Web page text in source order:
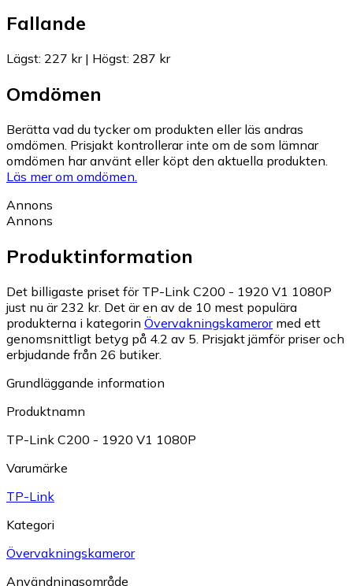
Fallande
Lägst: 227 kr| Högst: 287 kr
Omdömen
Berätta vad du tycker om produkten eller läs andras
omdömen. Prisjakt kontrollerar inte om de som lämnar
omdömen har använt eller köpt den aktuella produkten.
Läs mer om omdömen.
Annons
Annons
Produktinformation
Det billigaste priset för TP-Link C200 - 1920 V1 1080P
just nu är 232 kr. Det är en av de 10 mest populära
produkterna i kategorin Övervakningskamerormed ett
genomsnittligt betyg på 4.2 av 5. Prisjakt jämför priser och
erbjudande från 26 butiker.
Grundläggande information
Produktnamn
TP-Link C200 - 1920 V1 1080P
Varumärke
TP-Link
Kategori
Övervakningskameror
Användningsområde